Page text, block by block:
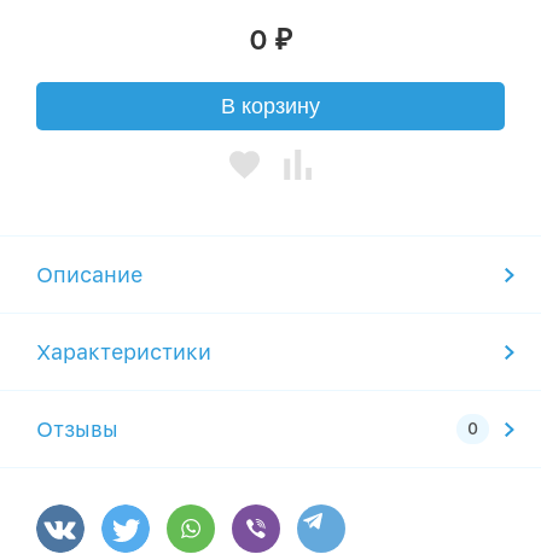
0 ₽
В корзину
Описание
Характеристики
Отзывы